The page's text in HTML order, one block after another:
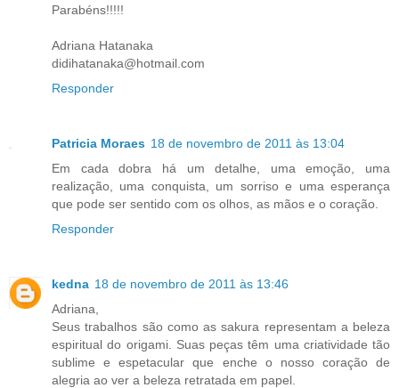
Parabéns!!!!!
Adriana Hatanaka
didihatanaka@hotmail.com
Responder
Patricia Moraes 18 de novembro de 2011 às 13:04
Em cada dobra há um detalhe, uma emoção, uma
realização, uma conquista, um sorriso e uma esperança
que pode ser sentido com os olhos, as mãos e o coração.
Responder
kedna 18 de novembro de 2011 às 13:46
Adriana,
Seus trabalhos são como as sakura representam a beleza
espiritual do origami. Suas peças têm uma criatividade tão
sublime e espetacular que enche o nosso coração de
alegria ao ver a beleza retratada em papel.